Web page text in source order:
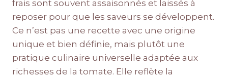
frais sont souvent assaisonnés et laissés à
reposer pour que les saveurs se développent.
Ce n’est pas une recette avec une origine
unique et bien définie, mais plutôt une
pratique culinaire universelle adaptée aux
richesses de la tomate. Elle reflète la